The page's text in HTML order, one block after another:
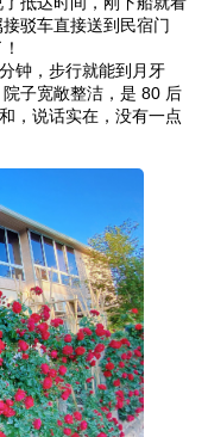
驳车直接送到民宿门
钟，步行就能到月牙
子宽敞整洁，是 80 后
，说话实在，没有一点